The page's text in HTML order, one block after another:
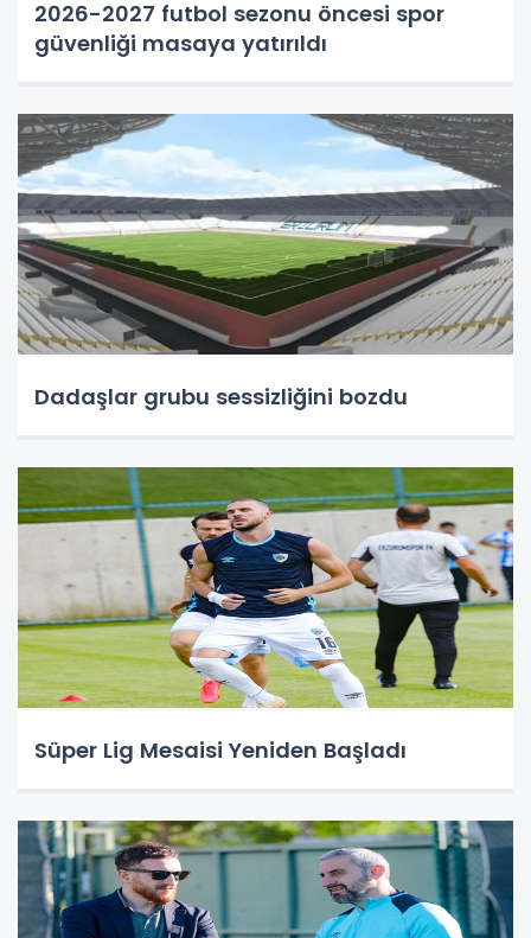
2026-2027 futbol sezonu öncesi spor
güvenliği masaya yatırıldı
Dadaşlar grubu sessizliğini bozdu
Süper Lig Mesaisi Yeniden Başladı